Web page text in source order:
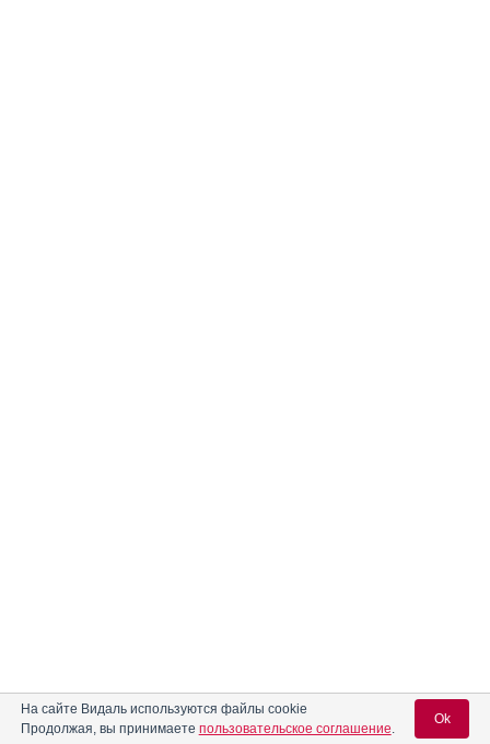
На сайте Видаль используются файлы cookie
Продолжая, вы принимаете пользовательское соглашение.
Ok